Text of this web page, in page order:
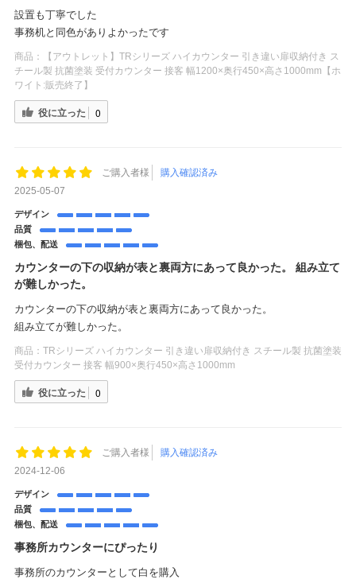
設置も丁寧でした
事務机と同色がありよかったです
商品：
【アウトレット】TRシリーズ ハイカウンター 引き違い扉収納付き ス
チール製 抗菌塗装 受付カウンター 接客 幅1200×奥行450×高さ1000mm【ホ
ワイト:販売終了】
役に立った 0
ご購入者様
購入確認済み
2025-05-07
デザイン
品質
梱包、配送
カウンターの下の収納が表と裏両方にあって良かった。 組み立て
が難しかった。
カウンターの下の収納が表と裏両方にあって良かった。
組み立てが難しかった。
商品： TRシリーズ ハイカウンター 引き違い扉収納付き スチール製 抗菌塗装
受付カウンター 接客 幅900×奥行450×高さ1000mm
役に立った 0
ご購入者様
購入確認済み
2024-12-06
デザイン
品質
梱包、配送
事務所カウンターにぴったり
事務所のカウンターとして白を購入